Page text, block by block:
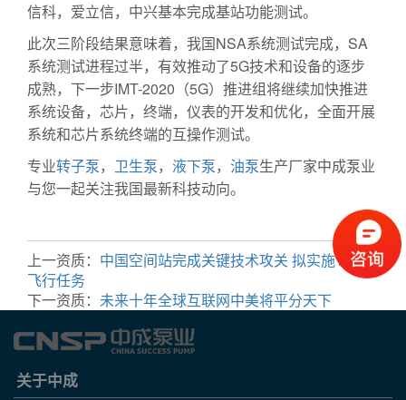
信科，爱立信，中兴基本完成基站功能测试。
此次三阶段结果意味着，我国NSA系统测试完成，SA
系统测试进程过半，有效推动了5G技术和设备的逐步
成熟，下一步IMT-2020（5G）推进组将继续加快推进
系统设备，芯片，终端，仪表的开发和优化，全面开展
系统和芯片系统终端的互操作测试。
专业转子泵， 卫生泵， 液下泵， 油泵生产厂家中成泵业
与您一起关注我国最新科技动向。
上一资质： 中国空间站完成关键技术攻关 拟实施13次
飞行任务
下一资质： 未来十年全球互联网中美将平分天下
关于中成